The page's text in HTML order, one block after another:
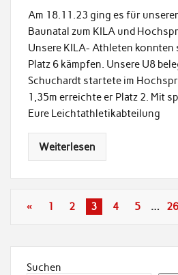
Am 18.11.23 ging es für
Baunatal zum KILA und
Unsere KILA- Athleten konnten
Platz 6 kämpfen. Unsere U8
Schuchardt startete im
1,35m erreichte er Platz 2. Mit
Eure Leichtathletikabteilung
Weiterlesen
« 1 2 3 4 5 … 26
Suchen